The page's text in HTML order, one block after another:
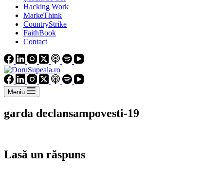
Hacking Work
MarkeThink
CountryStrike
FaithBook
Contact
Meniu
garda declansampovesti-19
Lasă un răspuns